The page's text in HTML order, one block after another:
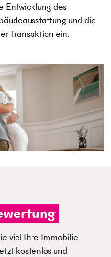
Entwicklung des
und die
Transaktion ein.
viel Ihre Immobilie
kostenlos und